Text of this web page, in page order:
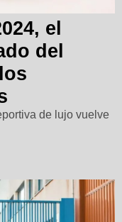
el
del
de lujo vuelve